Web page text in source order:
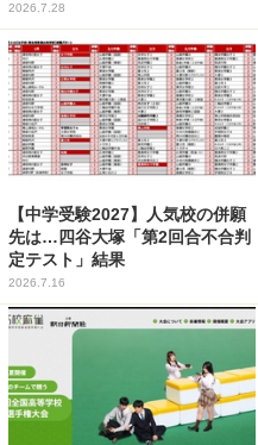
2026.7.28
【中学受験2027】人気校の併願
先は…四谷大塚「第2回合不合判
定テスト」結果
2026.7.16